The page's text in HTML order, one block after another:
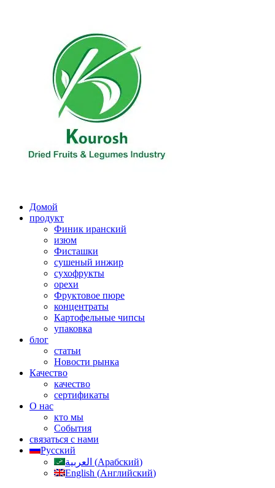
Домой
продукт
Финик иранский
изюм
Фисташки
сушеный инжир
сухофрукты
орехи
Фруктовое пюре
концентраты
Картофельные чипсы
упаковка
блог
статьи
Новости рынка
Качество
качество
сертификаты
О нас
кто мы
События
связаться с нами
Русский
العربية (Арабский)
English (Английский)